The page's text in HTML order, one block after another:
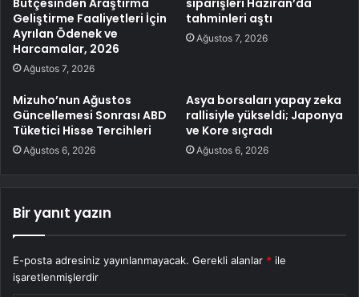
Geliştirme Faaliyetleri İçin
Ayrılan Ödenek ve
Harcamalar, 2026
Ağustos 7, 2026
tahminleri aştı
Ağustos 7, 2026
Mizuho’nun Ağustos
Güncellemesi Sonrası ABD
Tüketici Hisse Tercihleri
Ağustos 6, 2026
Asya borsaları yapay zeka
rallisiyle yükseldi; Japonya
ve Kore sıçradı
Ağustos 6, 2026
Bir yanıt yazın
E-posta adresiniz yayınlanmayacak. Gerekli alanlar * ile
işaretlenmişlerdir